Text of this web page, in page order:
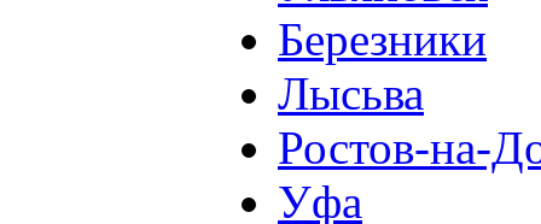
Березники
Лысьва
Ростов-на-
Уфа